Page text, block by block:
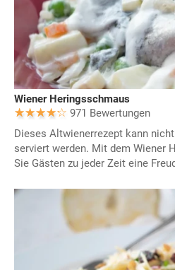
Wiener Heringsschmaus
971 Bewertungen
Dieses Altwienerrezept kann
serviert werden. Mit dem Wiener
Sie Gästen zu jeder Zeit eine